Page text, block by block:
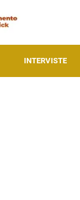
INTERVISTE